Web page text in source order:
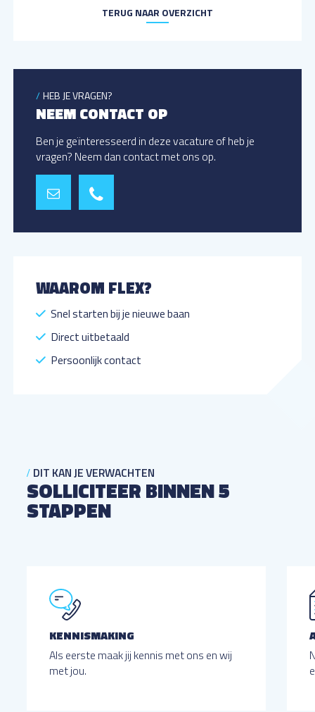
TERUG NAAR OVERZICHT
HEB JE VRAGEN?
NEEM CONTACT OP
Ben je geïnteresseerd in deze vacature of heb je
vragen? Neem dan contact met ons op.
WAAROM FLEX?
Snel starten bij je nieuwe baan
Direct uitbetaald
Persoonlijk contact
DIT KAN JE VERWACHTEN
SOLLICITEER BINNEN 5
STAPPEN
KENNISMAKING
Als eerste maak jij kennis met ons en wij
met jou.